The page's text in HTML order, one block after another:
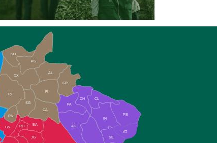
CX
RI
AL
CR
FI
SG
BA
CA
PA
CH CL
PB
SE
AG
RO
JG
IN
RN
CN
AT
PG
SO